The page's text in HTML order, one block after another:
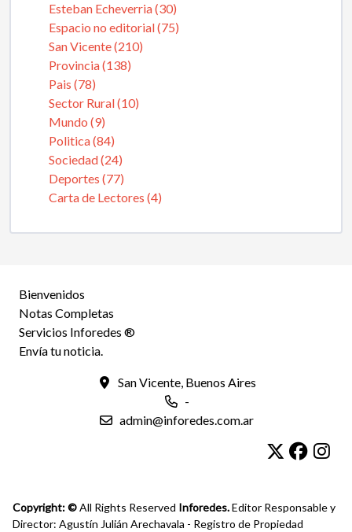
Esteban Echeverria (30)
Espacio no editorial (75)
San Vicente (210)
Provincia (138)
Pais (78)
Sector Rural (10)
Mundo (9)
Politica (84)
Sociedad (24)
Deportes (77)
Carta de Lectores (4)
Bienvenidos
Notas Completas
Servicios Inforedes ®
Envía tu noticia.
San Vicente, Buenos Aires
-
admin@inforedes.com.ar
Copyright: ©All Rights Reserved Inforedes.Editor Responsable y
Director: Agustín Julián Arechavala - Registro de Propiedad